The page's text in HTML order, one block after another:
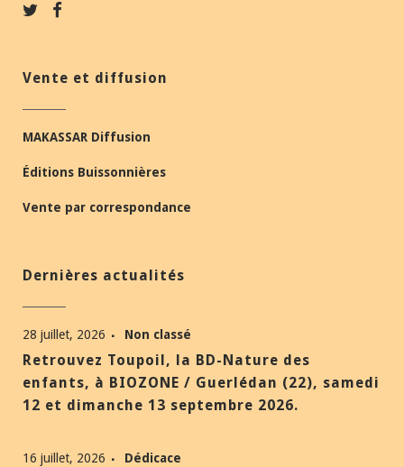
Vente et diffusion
MAKASSAR Diffusion
Éditions Buissonnières
Vente par correspondance
Dernières actualités
28 juillet, 2026 Non classé
Retrouvez Toupoil, la BD-Nature des
enfants, à BIOZONE / Guerlédan (22), samedi
12 et dimanche 13 septembre 2026.
16 juillet, 2026 Dédicace